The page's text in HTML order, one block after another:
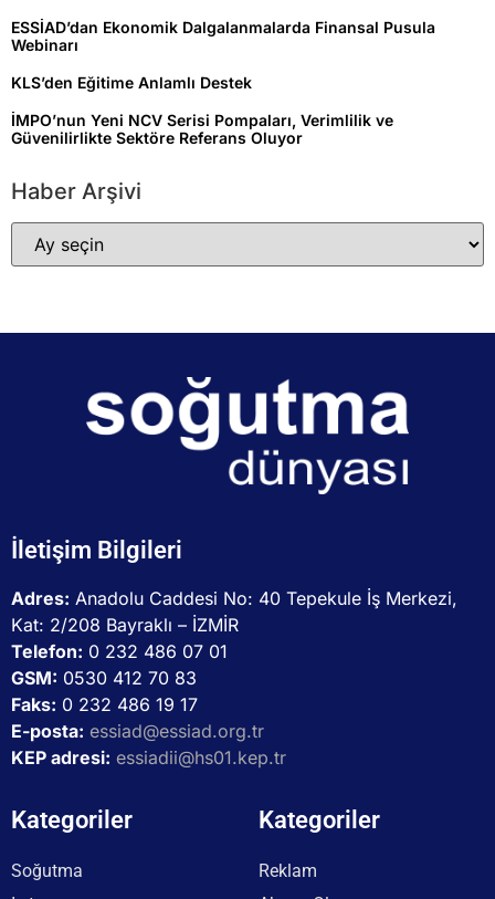
ESSİAD’dan Ekonomik Dalgalanmalarda Finansal Pusula
Webinarı
KLS’den Eğitime Anlamlı Destek
İMPO’nun Yeni NCV Serisi Pompaları, Verimlilik ve
Güvenilirlikte Sektöre Referans Oluyor
Haber Arşivi
İletişim Bilgileri
Adres: Anadolu Caddesi No: 40 Tepekule İş Merkezi,
Kat: 2/208 Bayraklı – İZMİR
Telefon: 0 232 486 07 01
GSM: 0530 412 70 83
Faks: 0 232 486 19 17
E-posta: essiad@essiad.org.tr
KEP adresi: essiadii@hs01.kep.tr
Kategoriler
Soğutma
Kategoriler
Reklam